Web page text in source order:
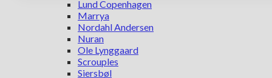
Lund Copenhagen
Marrya
Nordahl Andersen
Nuran
Ole Lynggaard
Scrouples
Siersbøl